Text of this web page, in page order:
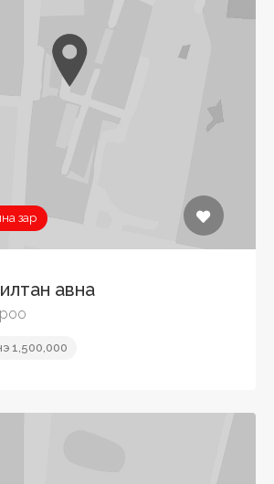
зар
авна
1,500,000